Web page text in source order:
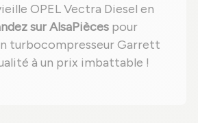
OPEL Vectra Diesel en
sur AlsaPièces pour
turbocompresseur Garrett
à un prix imbattable !